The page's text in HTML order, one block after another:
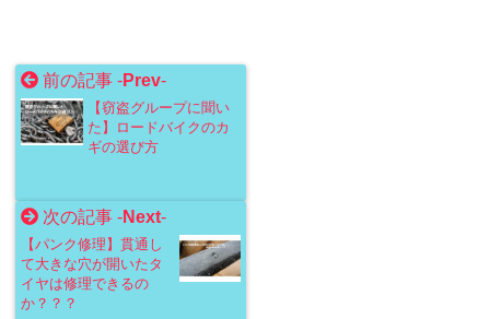
前の記事 -Prev-
【窃盗グループに聞い
た】ロードバイクのカ
ギの選び方
次の記事 -Next-
【パンク修理】貫通し
て大きな穴が開いたタ
イヤは修理できるの
か？？？